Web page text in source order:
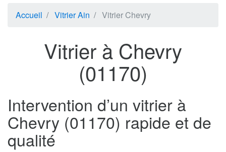
Accueil Vitrier Ain Vitrier Chevry
Vitrier à Chevry
(01170)
Intervention d’un vitrier à
Chevry (01170) rapide et de
qualité